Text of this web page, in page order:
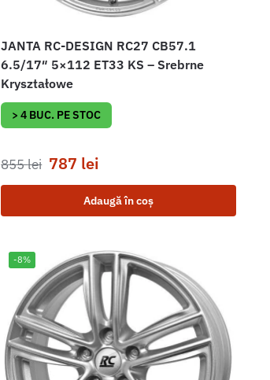
JANTA RC-DESIGN RC27 CB57.1
6.5/17″ 5×112 ET33 KS – Srebrne
Kryształowe
> 4 BUC. PE STOC
855lei 787 lei
Adaugă în coș
-8%